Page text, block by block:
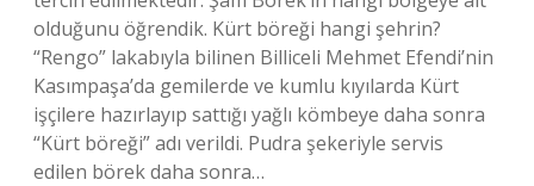
olduğunu öğrendik. Kürt böreği hangi şehrin?
“Rengo” lakabıyla bilinen Billiceli Mehmet Efendi’nin
Kasımpaşa’da gemilerde ve kumlu kıyılarda Kürt
işçilere hazırlayıp sattığı yağlı kömbeye daha sonra
“Kürt böreği” adı verildi. Pudra şekeriyle servis
edilen börek daha sonra…